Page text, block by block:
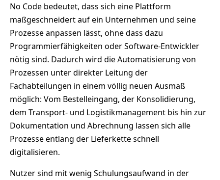
No Code bedeutet, dass sich eine Plattform
maßgeschneidert auf ein Unternehmen und seine
Prozesse anpassen lässt, ohne dass dazu
Programmierfähigkeiten oder Software-Entwickler
nötig sind. Dadurch wird die Automatisierung von
Prozessen unter direkter Leitung der
Fachabteilungen in einem völlig neuen Ausmaß
möglich: Vom Bestelleingang, der Konsolidierung,
dem Transport- und Logistikmanagement bis hin zur
Dokumentation und Abrechnung lassen sich alle
Prozesse entlang der Lieferkette schnell
digitalisieren.
Nutzer sind mit wenig Schulungsaufwand in der